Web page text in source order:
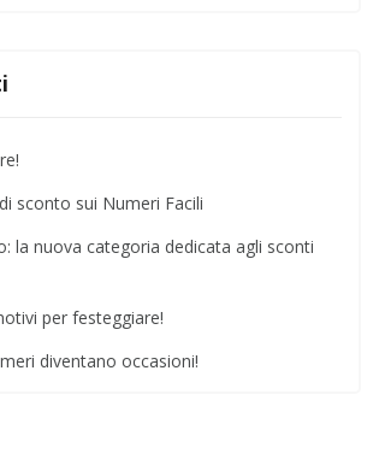
sconto sui Numeri Facili
la nuova categoria dedicata agli sconti
per festeggiare!
diventano occasioni!